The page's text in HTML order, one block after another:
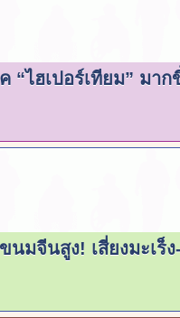
“ไฮเปอร์เทียม” มา
มจีนสูง! เสี่ยงมะเร็